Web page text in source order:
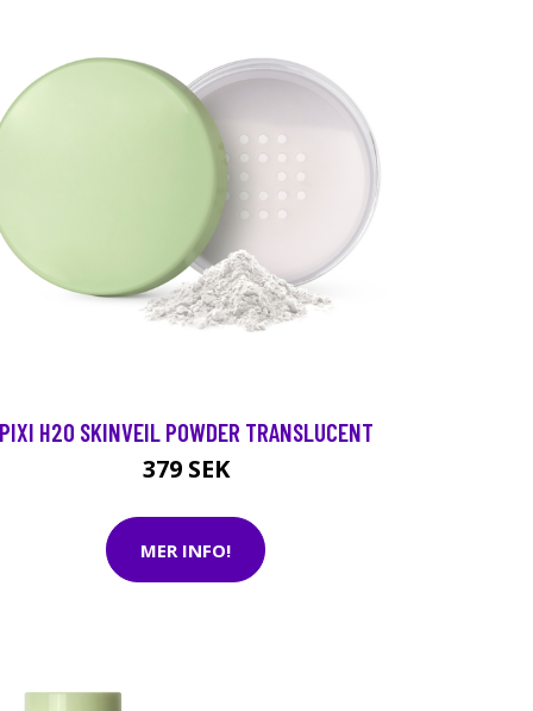
H2O SKINVEIL POWDER TRANSLUCENT
379 SEK
MER INFO!